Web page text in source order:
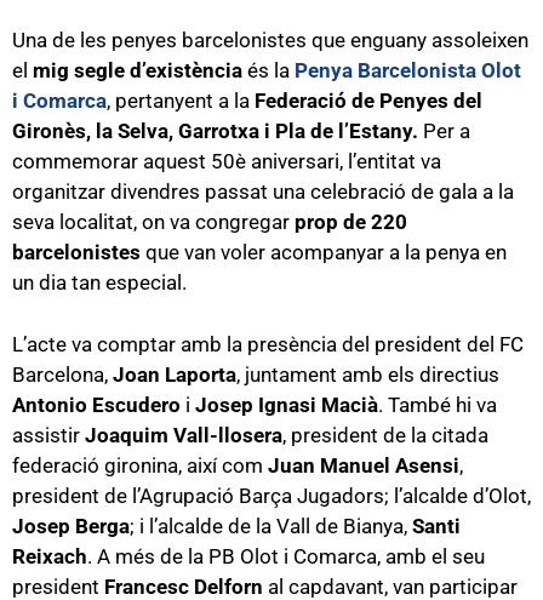
Una de les penyes barcelonistes que enguany assoleixen
el mig segle d’existència és la Penya Barcelonista Olot
i Comarca, pertanyent a la Federació de Penyes del
Gironès, la Selva, Garrotxa i Pla de l’Estany. Per a
commemorar aquest 50è aniversari, l’entitat va
organitzar divendres passat una celebració de gala a la
seva localitat, on va congregar prop de 220
barcelonistes que van voler acompanyar a la penya en
un dia tan especial.
L’acte va comptar amb la presència del president del FC
Barcelona, Joan Laporta, juntament amb els directius
Antonio Escudero i Josep Ignasi Macià. També hi va
assistir Joaquim Vall-llosera, president de la citada
federació gironina, així com Juan Manuel Asensi,
president de l’Agrupació Barça Jugadors; l’alcalde d’Olot,
Josep Berga; i l’alcalde de la Vall de Bianya, Santi
Reixach. A més de la PB Olot i Comarca, amb el seu
president Francesc Delforn al capdavant, van participar